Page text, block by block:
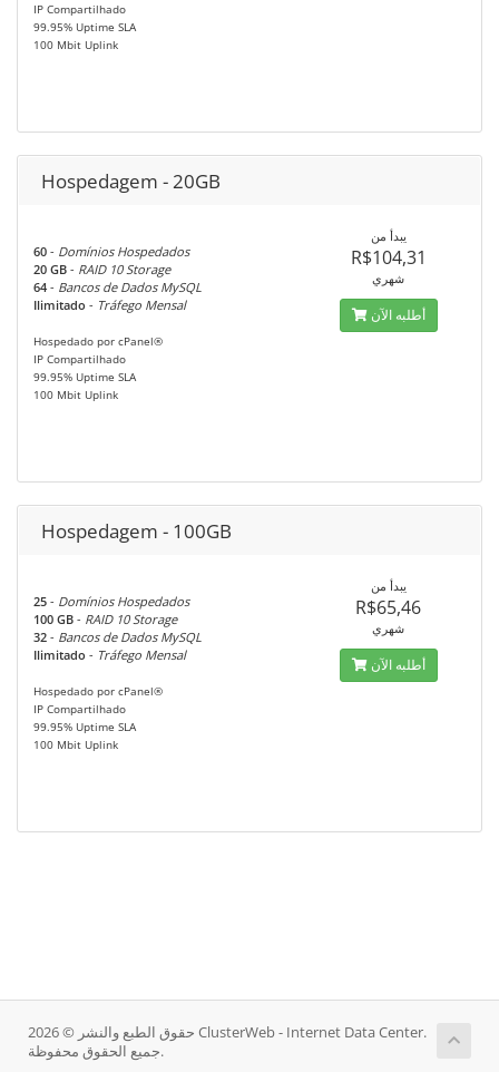
IP Compartilhado
99.95% Uptime SLA
100 Mbit Uplink
Hospedagem - 20GB
60 - Domínios Hospedados
20 GB - RAID 10 Storage
64 - Bancos de Dados MySQL
Ilimitado - Tráfego Mensal
Hospedado por cPanel®
IP Compartilhado
99.95% Uptime SLA
100 Mbit Uplink
يبدأ من
R$104,31
شهري
أطلبه الآن
Hospedagem - 100GB
25 - Domínios Hospedados
100 GB - RAID 10 Storage
32 - Bancos de Dados MySQL
Ilimitado - Tráfego Mensal
Hospedado por cPanel®
IP Compartilhado
99.95% Uptime SLA
100 Mbit Uplink
يبدأ من
R$65,46
شهري
أطلبه الآن
حقوق الطبع والنشر © 2026 ClusterWeb - Internet Data Center.
جميع الحقوق محفوظة.